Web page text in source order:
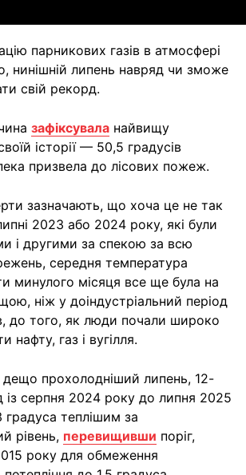
парникових газів в атмосфері
нинішній липень навряд чи зможе
свій рекорд.
зафіксувала найвищу
історії — 50,5 градусів
призвела до лісових пожеж.
зазначають, що хоча це не так
2023 або 2024 року, які були
і другими за спекою за всю
середня температура
минулого місяця все ще була на
ніж у доіндустріальний період
до того, як люди почали широко
нафту, газ і вугілля.
прохолодніший липень, 12-
із серпня 2024 року до липня 2025
градуса теплішим за
рівень, перевищивши поріг,
року для обмеження